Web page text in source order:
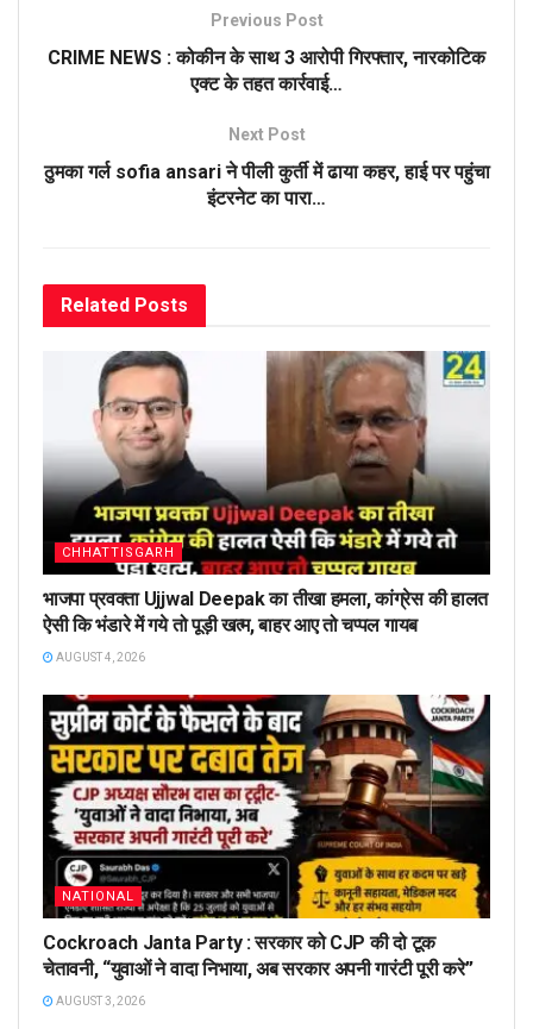
Previous Post
CRIME NEWS : कोकीन के साथ 3 आरोपी गिरफ्तार, नारकोटिक
एक्ट के तहत कार्रवाई…
Next Post
ठुमका गर्ल sofia ansari ने पीली कुर्ती में ढाया कहर, हाई पर पहुंचा
इंटरनेट का पारा…
Related Posts
CHHATTISGARH
भाजपा प्रवक्ता Ujjwal Deepak का तीखा हमला, कांग्रेस की हालत
ऐसी कि भंडारे में गये तो पूड़ी खत्म, बाहर आए तो चप्पल गायब
AUGUST 4, 2026
NATIONAL
Cockroach Janta Party : सरकार को CJP की दो टूक
चेतावनी, “युवाओं ने वादा निभाया, अब सरकार अपनी गारंटी पूरी करे”
AUGUST 3, 2026